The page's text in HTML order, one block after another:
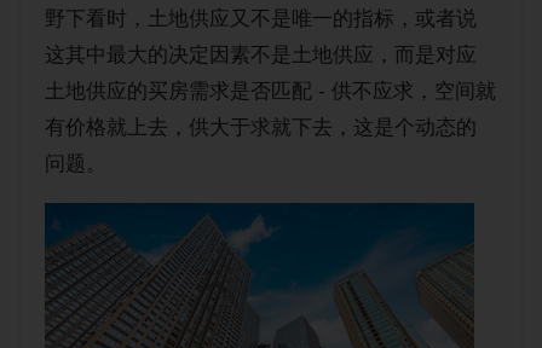
野下看时，土地供应又不是唯一的指标，或者说
这其中最大的决定因素不是土地供应，而是对应
土地供应的买房需求是否匹配 - 供不应求，空间就
有价格就上去，供大于求就下去，这是个动态的
问题。